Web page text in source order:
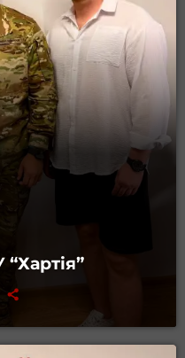
“Хартія”